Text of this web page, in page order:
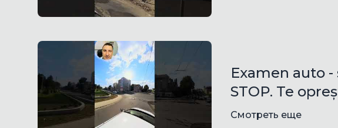
Examen auto
STOP. Te
Смотреть еще